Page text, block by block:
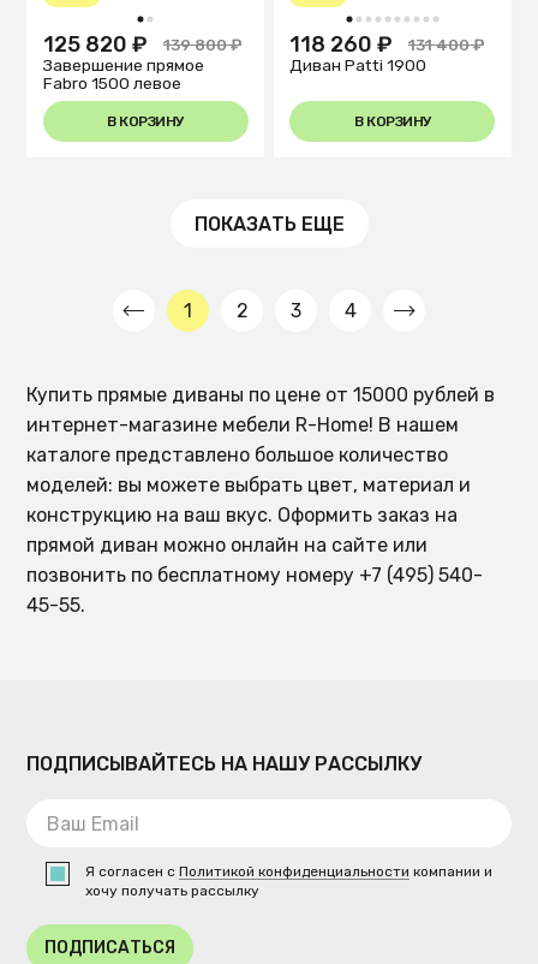
1 2
125 820 ₽
139 800 ₽
Завершение прямое
Fabro 1500 левое
В КОРЗИНУ
1 2 3 4 5 6 7 8 9 10
118 260 ₽
131 400 ₽
Диван Patti 1900
В КОРЗИНУ
ПОКАЗАТЬ ЕЩЕ
1 2 3 4
Купить прямые диваны по цене от 15000 рублей в
интернет-магазине мебели R-Home! В нашем
каталоге представлено большое количество
моделей: вы можете выбрать цвет, материал и
конструкцию на ваш вкус. Оформить заказ на
прямой диван можно онлайн на сайте или
позвонить по бесплатному номеру +7 (495) 540-
45-55.
ПОДПИСЫВАЙТЕСЬ НА НАШУ РАССЫЛКУ
Я согласен сПолитикой конфиденциальности компании и
хочу получать рассылку
ПОДПИСАТЬСЯ